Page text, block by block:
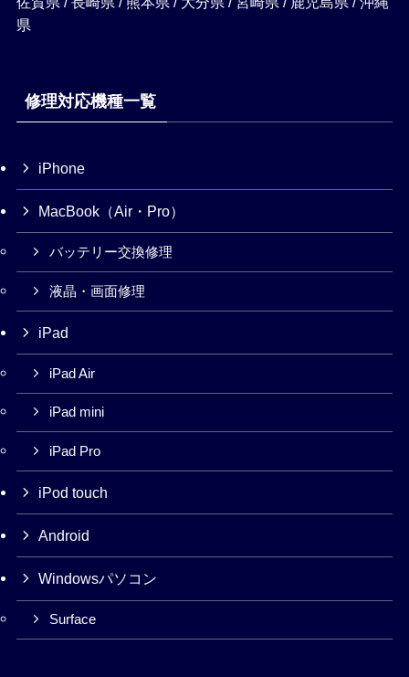
県
修理対応機種一覧
iPhone
MacBook（Air・Pro）
バッテリー交換修理
液晶・画面修理
iPad
iPad Air
iPad mini
iPad Pro
iPod touch
Android
Windowsパソコン
Surface